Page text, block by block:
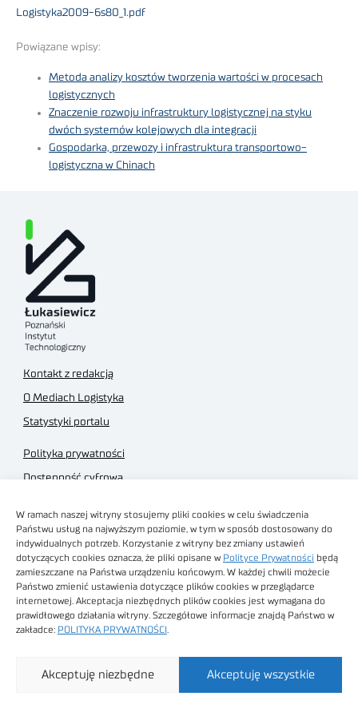
W ramach naszej witryny stosujemy pliki cookies w celu świadczenia
Państwu usług na najwyższym poziomie, w tym w sposób dostosowany do
indywidualnych potrzeb. Korzystanie z witryny bez zmiany ustawień
dotyczących cookies oznacza, że pliki opisane w Polityce Prywatności będą
zamieszczane na Państwa urządzeniu końcowym. W każdej chwili możecie
Państwo zmienić ustawienia dotyczące plików cookies w przeglądarce
internetowej. Akceptacja niezbędnych plików cookies jest wymagana do
prawidłowego działania witryny. Szczegółowe informacje znajdą Państwo w
zakładce: POLITYKA PRYWATNOŚCI
Akceptuję wszystkie
Akceptuję niezbędne
Logistyka2009-6s80_1.pdf
Powiązane wpisy:
Metoda analizy kosztów tworzenia wartości w procesach
logistycznych
Znaczenie rozwoju infrastruktury logistycznej na styku
dwóch systemów kolejowych dla integracji
Gospodarka, przewozy i infrastruktura transportowo-
logistyczna w Chinach
Kontakt z redakcją
O Mediach Logistyka
Statystyki portalu
Polityka prywatności
Dostępność cyfrowa
Regulamin sklepu
Obrazy stockowe
autorstwa
Technologiczny